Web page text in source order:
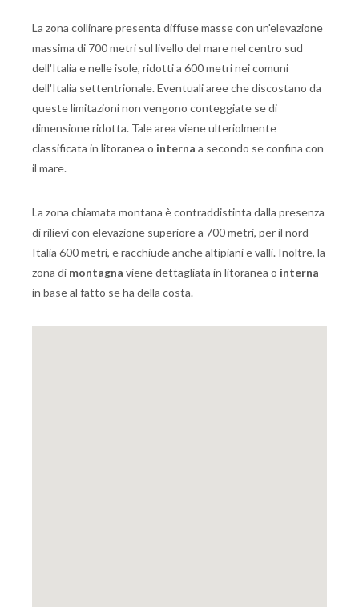
La zona collinare presenta diffuse masse con un'elevazione
massima di 700 metri sul livello del mare nel centro sud
dell'Italia e nelle isole, ridotti a 600 metri nei comuni
dell'Italia settentrionale. Eventuali aree che discostano da
queste limitazioni non vengono conteggiate se di
dimensione ridotta. Tale area viene ulteriolmente
classificata in litoranea o interna a secondo se confina con
il mare.
La zona chiamata montana è contraddistinta dalla presenza
di rilievi con elevazione superiore a 700 metri, per il nord
Italia 600 metri, e racchiude anche altipiani e valli. Inoltre, la
zona di montagna viene dettagliata in litoranea o interna
in base al fatto se ha della costa.